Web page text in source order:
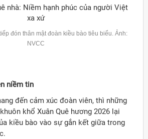
đón thân mật đoàn kiều bào tiêu biểu. Ảnh:
NVCC
niềm tin
đến cảm xúc đoàn viên, thì những
khổ Xuân Quê hương 2026 lại
kiều bào vào sự gắn kết giữa trong